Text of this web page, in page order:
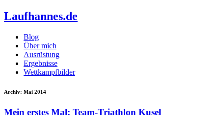
Laufhannes.de
Blog
Über mich
Ausrüstung
Ergebnisse
Wettkampfbilder
Archiv: Mai 2014
Mein erstes Mal: Team-Triathlon Kusel